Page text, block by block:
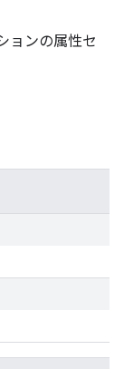
ョンの属性セ